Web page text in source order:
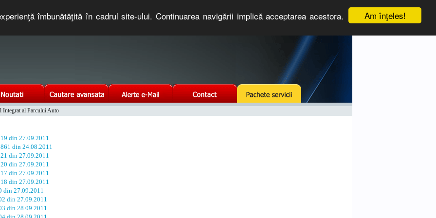
Am înţeles!
îmbunătăţită în cadrul site-ului. Continuarea navigării implică acceptarea acestora.
Integrat al Parcului Auto
19 din 27.09.2011
861 din 24.08.2011
21 din 27.09.2011
20 din 27.09.2011
17 din 27.09.2011
18 din 27.09.2011
din 27.09.2011
din 27.09.2011
din 28.09.2011